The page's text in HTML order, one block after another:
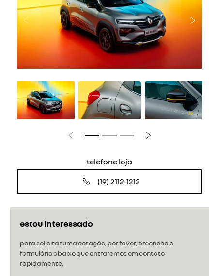
estou interessado
para solicitar uma cotação, por favor, preencha o
formulário abaixo que entraremos em contato
rapidamente.
Anterior
Anterior Próximo
telefone loja
(19) 2112-1212